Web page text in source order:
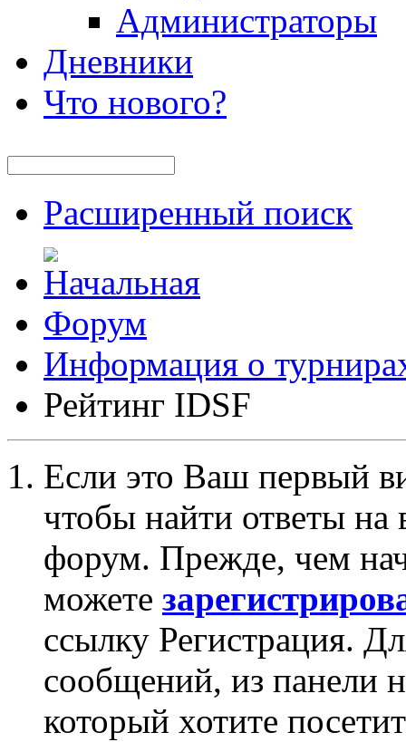
Администраторы
Дневники
Что нового?
Расширенный поиск
Форум
Информация о
Рейтинг IDSF
Если это Ваш первый
чтобы найти ответы на
форум. Прежде, чем
можете
ссылку Регистрация.
сообщений, из панели
который хотите